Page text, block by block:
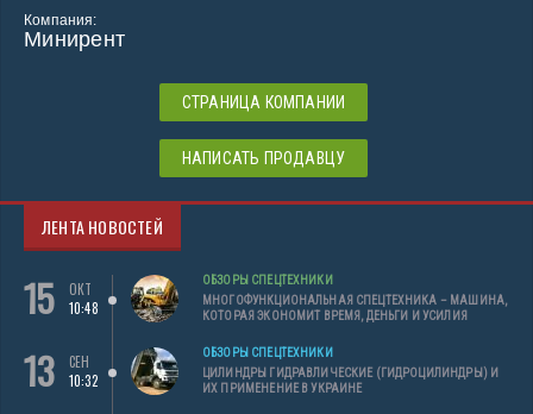
Компания:
Минирент
СТРАНИЦА КОМПАНИИ
НАПИСАТЬ ПРОДАВЦУ
ЛЕНТА НОВОСТЕЙ
15
ОКТ
10:48
ОБЗОРЫ СПЕЦТЕХНИКИ
МНОГОФУНКЦИОНАЛЬНАЯ СПЕЦТЕХНИКА – МАШИНА,
КОТОРАЯ ЭКОНОМИТ ВРЕМЯ, ДЕНЬГИ И УСИЛИЯ
13
СЕН
10:32
ОБЗОРЫ СПЕЦТЕХНИКИ
ЦИЛИНДРЫ ГИДРАВЛИЧЕСКИЕ (ГИДРОЦИЛИНДРЫ) И
ИХ ПРИМЕНЕНИЕ В УКРАИНЕ